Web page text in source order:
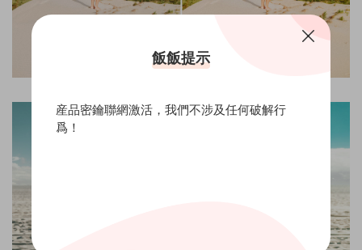
飯飯提示
産品密鑰聯網激活，我們不涉及任何破解行
爲！